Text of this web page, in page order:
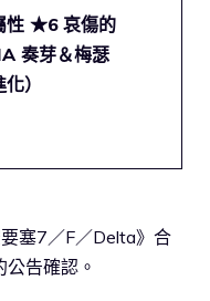
性 ★6 哀傷的
奏芽＆梅瑟
化）
塞7／F／Delta》合
告確認。